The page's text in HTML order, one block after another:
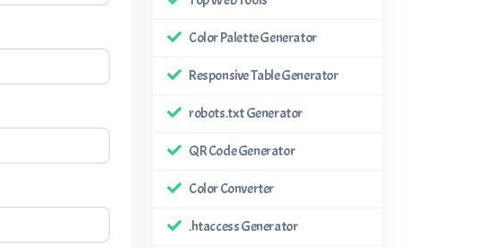
Color Palette Generator
Responsive Table Generator
robots.txt Generator
QR Code Generator
Color Converter
.htaccess Generator